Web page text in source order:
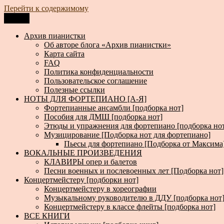
Перейти к содержимому
Архив пианистки
Всё для пианистов: ноты, книги, музыка, статьи…
Архив пианистки
Об авторе блога «Архив пианистки»
Карта сайта
FAQ
Политика конфиденциальности
Пользовательское соглашение
Полезные ссылки
НОТЫ ДЛЯ ФОРТЕПИАНО [А-Я]
Фортепианные ансамбли [подборка нот]
Пособия для ДМШ [подборка нот]
Этюды и упражнения для фортепиано [подборка
Музицирование [Подборка нот для фортепиано]
Пьесы для фортепиано [Подборка от
ВОКАЛЬНЫЕ ПРОИЗВЕДЕНИЯ
КЛАВИРЫ опер и балетов
Песни военных и послевоенных лет [Подборка нот]
Концертмейстеру [подборки нот]
Концертмейстеру в хореографии
Музыкальному руководителю в ДДУ [подборка нот]
Концертмейстеру в классе флейты [подборка нот]
ВСЕ КНИГИ